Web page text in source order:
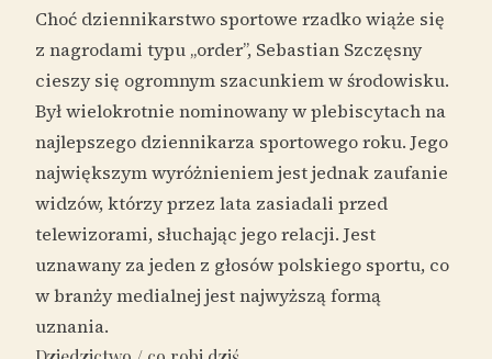
Choć dziennikarstwo sportowe rzadko wiąże się
z nagrodami typu „order”, Sebastian Szczęsny
cieszy się ogromnym szacunkiem w środowisku.
Był wielokrotnie nominowany w plebiscytach na
najlepszego dziennikarza sportowego roku. Jego
największym wyróżnieniem jest jednak zaufanie
widzów, którzy przez lata zasiadali przed
telewizorami, słuchając jego relacji. Jest
uznawany za jeden z głosów polskiego sportu, co
w branży medialnej jest najwyższą formą
uznania.